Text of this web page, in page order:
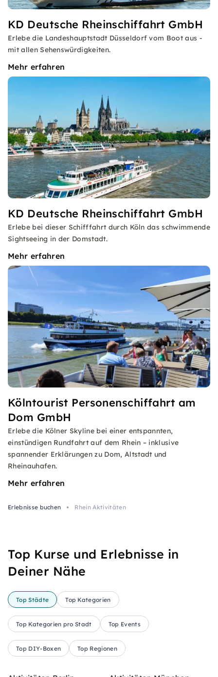
KD Deutsche Rheinschiffahrt GmbH
Erlebe die Landeshauptstadt Düsseldorf vom Boot aus -
mit allen Sehenswürdigkeiten.
Mehr erfahren
KD Deutsche Rheinschiffahrt GmbH
Erlebe bei dieser Schifffahrt durch Köln das schwimmende
Sightseeing in der Domstadt.
Mehr erfahren
Kölntourist Personenschiffahrt am
Dom GmbH
Erlebe die Kölner Skyline bei einer entspannten,
einstündigen Rundfahrt auf dem Rhein – inklusive
spannender Erklärungen zu Dom, Altstadt und
Rheinauhafen.
Mehr erfahren
Erlebnisse buchen Rhein Aktivitäten
Top Kurse und Erlebnisse in
Deiner Nähe
Top Städte Top Kategorien
Top Kategorien pro Stadt Top Events
Top DIY-Boxen Top Regionen